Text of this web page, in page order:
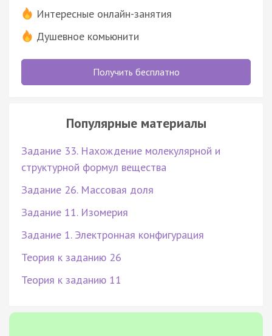
Интересные онлайн-занятия
Душевное комьюнити
Получить бесплатно
Популярные материалы
Задание 33. Нахождение молекулярной и
структурной формул вещества
Задание 26. Массовая доля
Задание 11. Изомерия
Задание 1. Электронная конфигурация
Теория к заданию 26
Теория к заданию 11